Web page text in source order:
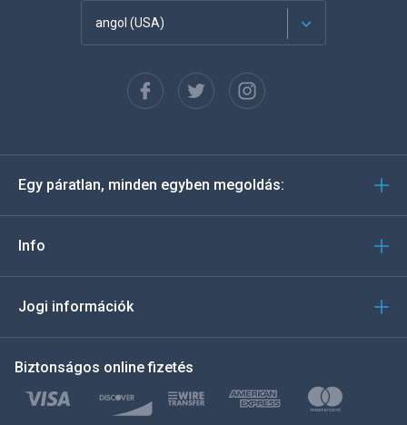
angol (USA)
Español
Deutsch
Türkçe
Polski
Egy páratlan, minden egyben megoldás:
Info
Jogi információk
Biztonságos online fizetés